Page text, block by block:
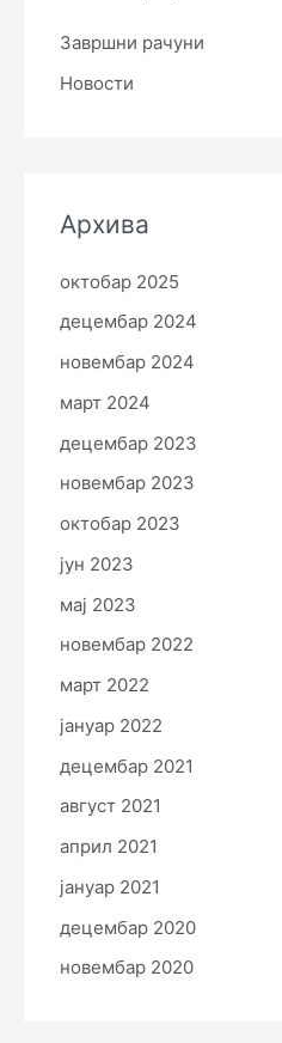
Завршни рачуни
Новости
Архива
октобар 2025
децембар 2024
новембар 2024
март 2024
децембар 2023
новембар 2023
октобар 2023
јун 2023
мај 2023
новембар 2022
март 2022
јануар 2022
децембар 2021
август 2021
април 2021
јануар 2021
децембар 2020
новембар 2020